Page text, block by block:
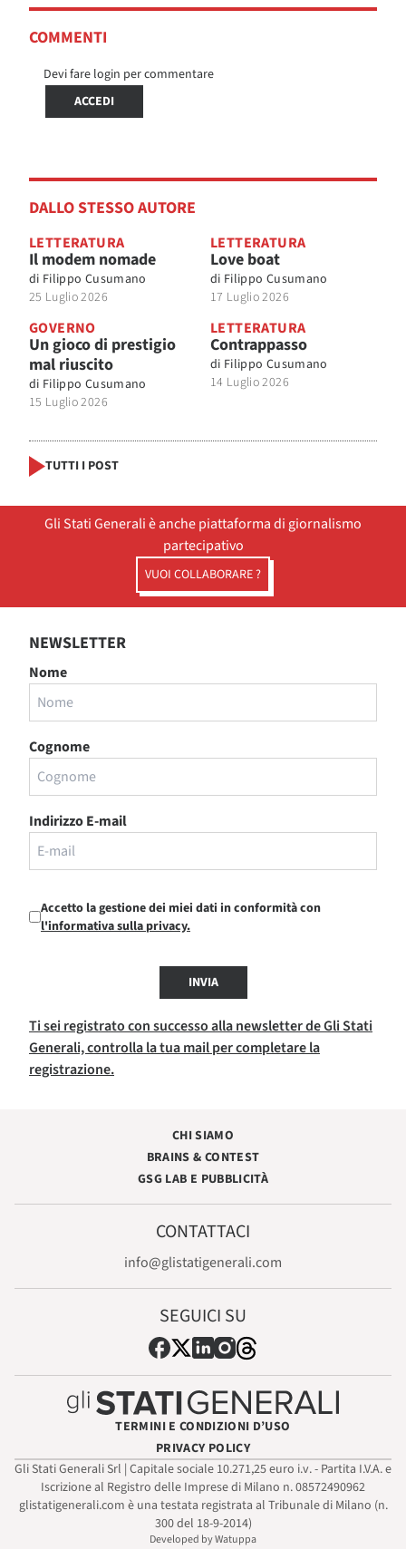
COMMENTI
Devi fare login per commentare
ACCEDI
DALLO STESSO AUTORE
LETTERATURA
Il modem nomade
di Filippo Cusumano
25 Luglio 2026
LETTERATURA
Love boat
di Filippo Cusumano
17 Luglio 2026
GOVERNO
Un gioco di prestigio
mal riuscito
di Filippo Cusumano
15 Luglio 2026
LETTERATURA
Contrappasso
di Filippo Cusumano
14 Luglio 2026
TUTTI I POST
Gli Stati Generali è anche piattaforma di giornalismo
partecipativo
VUOI COLLABORARE ?
NEWSLETTER
Nome
Cognome
Indirizzo E-mail
Accetto la gestione dei miei dati in conformità con
l'informativa sulla privacy.
INVIA
Ti sei registrato con successo alla newsletter de Gli Stati
Generali, controlla la tua mail per completare la
registrazione.
CHI SIAMO
BRAINS & CONTEST
GSG LAB E PUBBLICITÀ
CONTATTACI
info@glistatigenerali.com
SEGUICI SU
TERMINI E CONDIZIONI D’USO
PRIVACY POLICY
Gli Stati Generali Srl | Capitale sociale 10.271,25 euro i.v. - Partita I.V.A. e
Iscrizione al Registro delle Imprese di Milano n. 08572490962
glistatigenerali.com è una testata registrata al Tribunale di Milano (n.
300 del 18-9-2014)
Developed by Watuppa